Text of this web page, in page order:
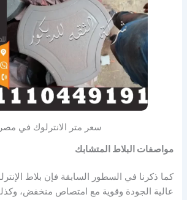
سعر متر الانترلوك في مصر
مواصفات البلاط المتشابك
كما ذكرنا في السطور السابقة فإن بلاط
عالية الجودة وقوية مع امتصاص منخفض،